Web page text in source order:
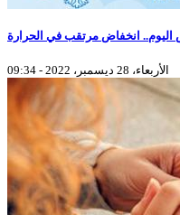
انخفاض مرتقب في الحرارة
الأربعاء، 28 ديسمبر، 2022 - 09:34